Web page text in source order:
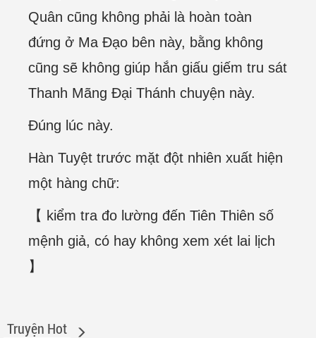
Quân cũng không phải là hoàn toàn
đứng ở Ma Đạo bên này, bằng không
cũng sẽ không giúp hắn giấu giếm tru sát
Thanh Mãng Đại Thánh chuyện này.
Đúng lúc này.
Hàn Tuyệt trước mặt đột nhiên xuất hiện
một hàng chữ:
【 kiểm tra đo lường đến Tiên Thiên số
mệnh giả, có hay không xem xét lai lịch
】
Truyện Hot